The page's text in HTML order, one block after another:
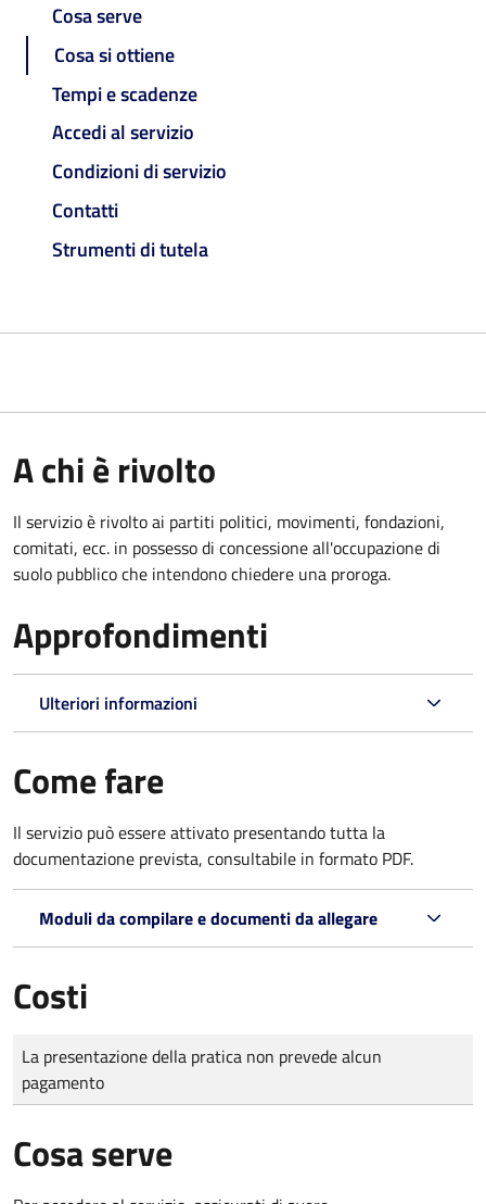
Cosa serve
Cosa si ottiene
Tempi e scadenze
Accedi al servizio
Condizioni di servizio
Contatti
Strumenti di tutela
A chi è rivolto
Il servizio è rivolto ai partiti politici, movimenti, fondazioni,
comitati, ecc. in possesso di concessione all'occupazione di
suolo pubblico che intendono chiedere una proroga.
Approfondimenti
Ulteriori informazioni
Come fare
Il servizio può essere attivato presentando tutta la
documentazione prevista, consultabile in formato PDF.
Moduli da compilare e documenti da allegare
Costi
Tipo di pagamento
Importo
La presentazione della pratica non prevede alcun
pagamento
Cosa serve